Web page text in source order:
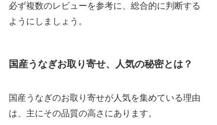
必ず複数のレビューを参考に、総合的に判断する
ようにしましょう。
国産うなぎお取り寄せ、人気の秘密とは？
国産うなぎのお取り寄せが人気を集めている理由
は、主にその品質の高さにあります。